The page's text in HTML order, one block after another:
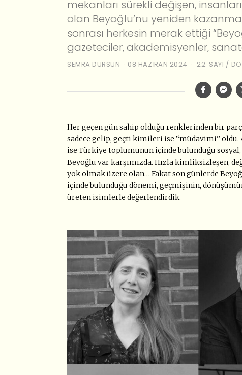
mekanları sürekli değişen,
olan Beyoğlu’nu yeniden
sonrası herkesin merak ettiği
gazeteciler, akademisyenler,
SEMRA DURSUN 08 HAZIRAN 2024 22. SAYI /
Her geçen gün sahip olduğu renklerinden bir
sadece gelip, geçti kimileri ise “müdavimi” oldu.
ise Türkiye toplumunun içinde bulunduğu
Beyoğlu var karşımızda. Hızla kimliksizleşen,
yok olmak üzere olan… Fakat son günlerde
içinde bulunduğu dönemi, geçmişinin,
üreten isimlerle değerlendirdik.